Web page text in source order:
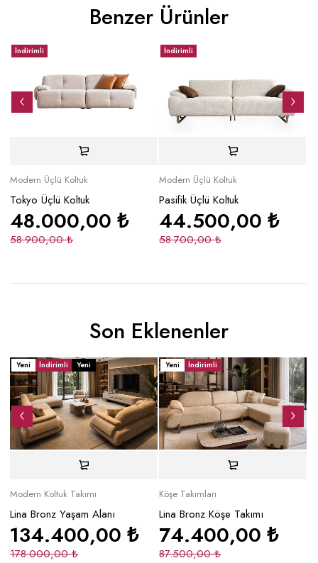
Benzer Ürünler
İndirimli
Modern Üçlü Koltuk
Tokyo Üçlü Koltuk
58.900,00₺
48.000,00₺
İndirimli
Modern Üçlü Koltuk
Pasifik Üçlü Koltuk
58.700,00₺
44.500,00 ₺
Son Eklenenler
Yeni İndirimli Yeni
Modern Koltuk Takımı
Lina Bronz Yaşam Alanı
178.000,00₺
134.400,00₺
Yeni İndirimli
Köşe Takımları
Lina Bronz Köşe Takımı
87.500,00₺
74.400,00₺